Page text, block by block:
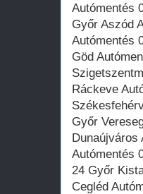
Autómentés
Győr Aszód
Autómentés
Göd
Ráckeve
Győr
Dunaújváros
Autómentés
24 Győr
Cegléd